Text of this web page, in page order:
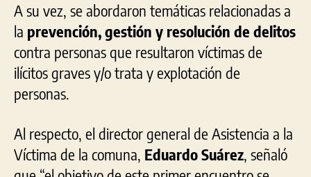
A su vez, se abordaron temáticas relacionadas a
la prevención, gestión y resolución de delitos
contra personas que resultaron víctimas de
ilícitos graves y/otrata y explotación de
personas.
Al respecto, el director general de Asistencia a la
Víctima de la comuna, Eduardo Suárez , señaló